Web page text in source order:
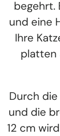
begehrt.
und eine
Ihre
platten
Durch
und die
12 cm